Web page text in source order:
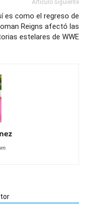
Artículo siguiente
es como el regreso de
Reigns afectó las
estelares de WWE